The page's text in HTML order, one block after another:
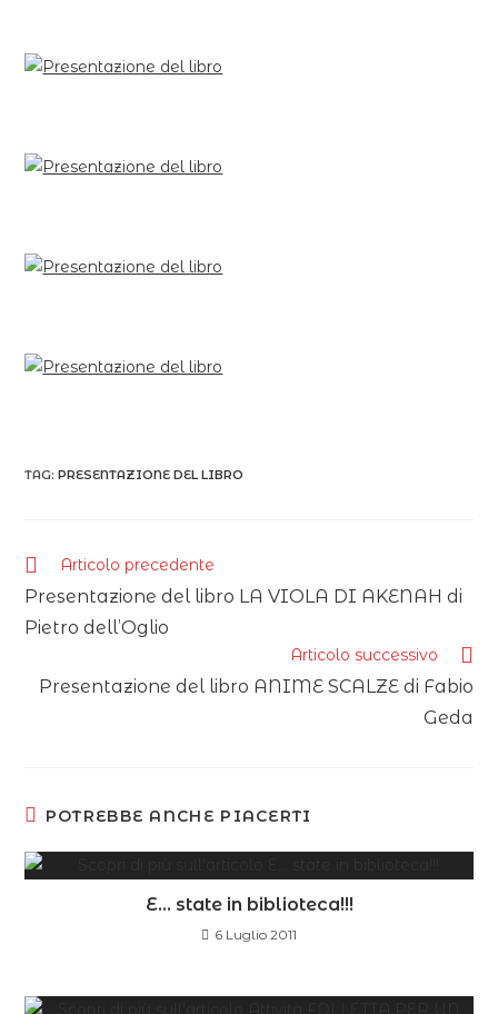
TAG:PRESENTAZIONE DEL LIBRO
Articolo precedente
Presentazione del libro LA VIOLA DI AKENAH di
Pietro dell’Oglio
Articolo successivo
Presentazione del libro ANIME SCALZE di Fabio
Geda
POTREBBE ANCHE PIACERTI
E… state in biblioteca!!!
6 Luglio 2011